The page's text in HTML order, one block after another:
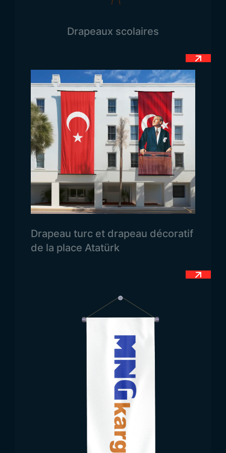
à son drapeau, symbole de sa nation et de son
règle et porte des valeurs précises. Il est composé
différentes : rouge, blanc et noir. Ces couleurs sont
les couleurs panarabes, également présentes sur la
plupart des drapeaux des pays arabes. Elles sont
disposées horizontalement de haut en bas.
La couleur noire représente les guerres menées
par le pays et fait référence à la bannière du
califat abbasside, symbole historique majeur du
monde arabe. Le blanc, quant à lui, symbolise la
paix, la pureté du peuple et rappelle la dynastie
omeyyade, l’un des plus puissants États arabes de
l’histoire. Enfin, le vert représente la dynastie
ces trois couleurs, la Syrie rend hommage aux
grandes civilisations arabes du passé et à son
bande blanche figurent deux étoiles vertes à cinq
Ligue arabe. Dans le drapeau utilisé par l’Armée
syrienne libre, une troisième étoile a été ajoutée —
c’est la seule différence entre les deux versions.
Dimensions du Drapeau
Comme pour la plupart des pays, le drapeau
syrien respecte des proportions officielles fixes
afin d’éviter toute variation d’un modèle à l’autre.
Les entreprises de fabrication de drapeaux doivent
Drapeaux scolaires
Drapeau turc et drapeau décoratif
de la place Atatürk